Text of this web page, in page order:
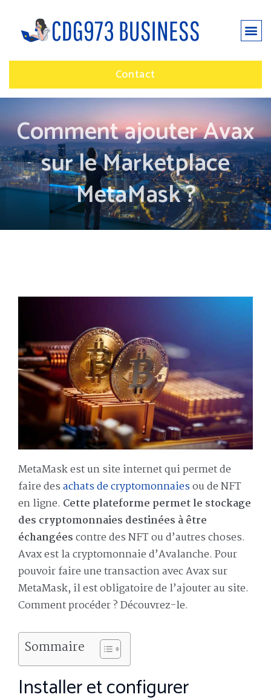
Contact
Comment ajouter Avax
sur le Marketplace
MetaMask ?
MetaMask est un site internet qui permet de
faire desachats de cryptomonnaiesou de NFT
en ligne. Cette plateforme permet le stockage
des cryptomonnaies destinées à être
échangéescontre des NFT ou d’autres choses.
Avax est la cryptomonnaie d’Avalanche. Pour
pouvoir faire une transaction avec Avax sur
MetaMask, il est obligatoire de l’ajouter au site.
Comment procéder ? Découvrez-le.
Sommaire
Installer et configurer